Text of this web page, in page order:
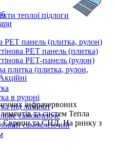
PET панель (плитка, рулон)
PET панель (плитка)
РЕТ-панель (рулон)
плитка (плитка, рулон,
в рулоні
під ламінат
самоклеюче
самоклеючий
теплої підлоги
інфрачервоних
та систем Тепла
Європи та СНД.На ринку з